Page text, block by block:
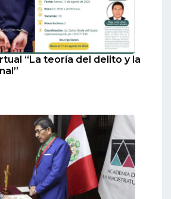
“La teoría del delito y la